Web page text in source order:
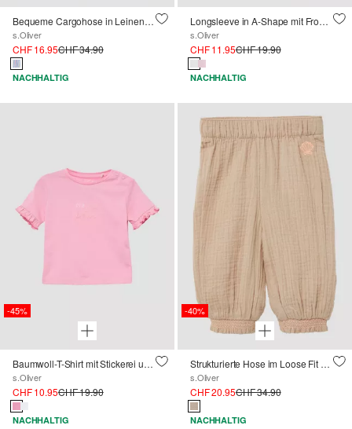
Bequeme Cargohose in Leinenoptik
s.Oliver
CHF 16.95CHF 34.90
NACHHALTIG
Longsleeve in A-Shape mit Front- und Rückenprint
s.Oliver
CHF 11.95CHF 19.90
NACHHALTIG
-45%
Baumwoll-T-Shirt mit Stickerei und Volantärmeln
s.Oliver
CHF 10.95CHF 19.90
NACHHALTIG
-40%
Strukturierte Hose im Loose Fit mit Smok-Details
s.Oliver
CHF 20.95CHF 34.90
NACHHALTIG